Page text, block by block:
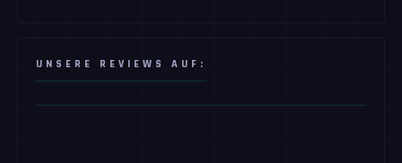
UNSERE REVIEWS AUF: